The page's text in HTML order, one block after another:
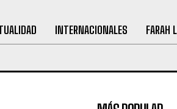
INTERNACIONALES FARAH